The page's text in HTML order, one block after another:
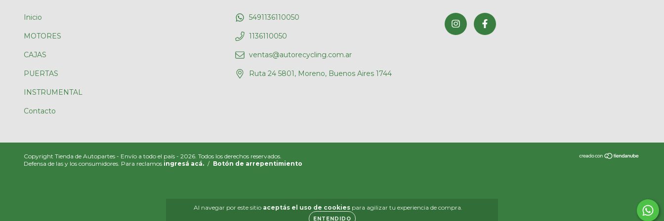
Al navegar por este sitio aceptás el uso de cookies para agilizar tu experiencia de compra.
ENTENDIDO
Inicio
MOTORES
CAJAS
PUERTAS
INSTRUMENTAL
Contacto
5491136110050
1136110050
ventas@autorecycling.com.ar
Ruta 24 5801, Moreno, Buenos Aires 1744
Copyright Tienda de Autopartes - Envío a todo el país - 2026. Todos los derechos reservados.
Defensa de las y los consumidores. Para reclamos ingresá acá. / Botón de arrepentimiento